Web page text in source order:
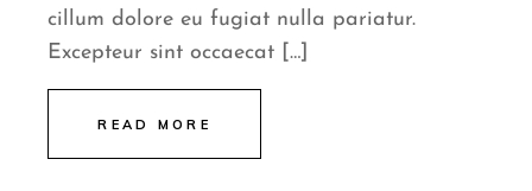
cillum dolore eu fugiat nulla pariatur.
Excepteur sint occaecat […]
READ MORE